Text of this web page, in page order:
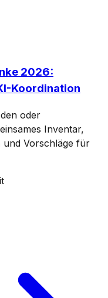
2026:
Koordination
oder
Inventar,
und Vorschläge für